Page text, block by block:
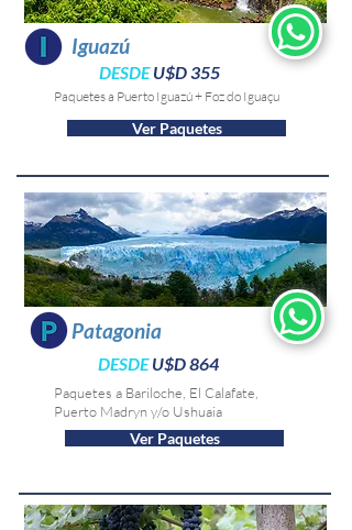
Iguazú
DESDEU$D 355
Paquetes a Puerto Iguazú + Foz do Iguaçu
Ver Paquetes
Patagonia
DESDEU$D 864
Paquetes a Bariloche, El Calafate,
Puerto Madryn y/o Ushuaia
Ver Paquetes